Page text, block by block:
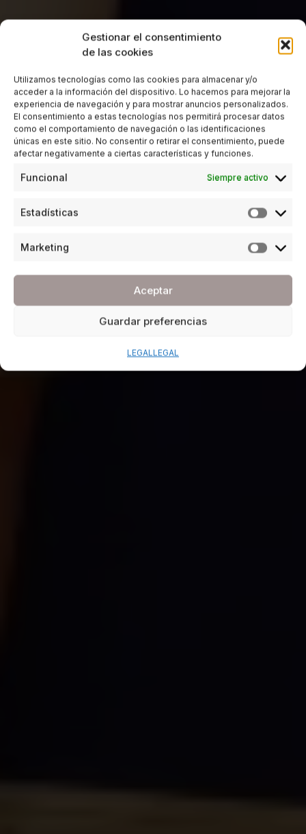
Gestionar el consentimiento
de las cookies
Utilizamos tecnologías como las cookies para almacenar y/o
acceder a la información del dispositivo. Lo hacemos para mejorar la
experiencia de navegación y para mostrar anuncios personalizados.
El consentimiento a estas tecnologías nos permitirá procesar datos
como el comportamiento de navegación o las identificaciones
únicas en este sitio. No consentir o retirar el consentimiento, puede
afectar negativamente a ciertas características y funciones.
Funcional Siempre activo
Estadísticas
Marketing
Aceptar
Guardar preferencias
LEGALLEGAL